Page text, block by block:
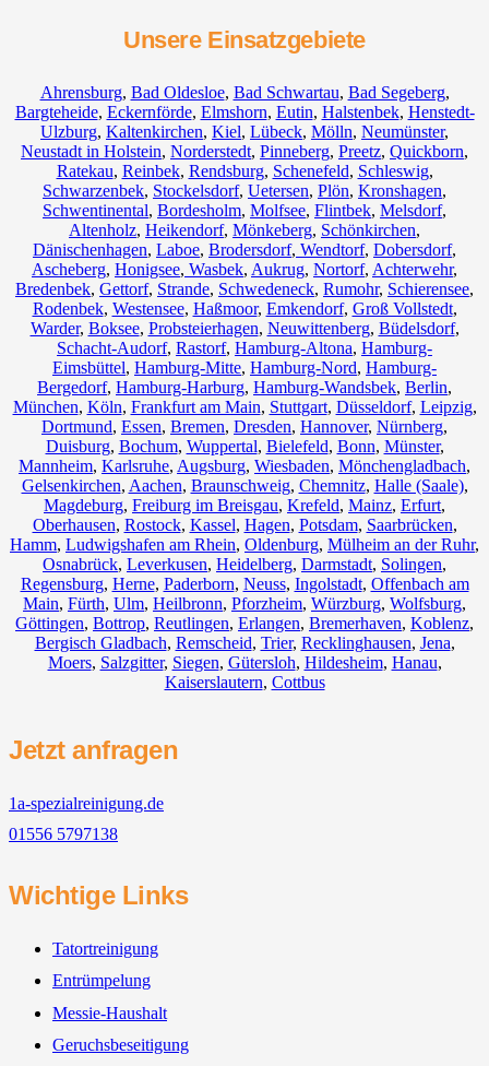
Unsere Einsatzgebiete
Ahrensburg, Bad Oldesloe, Bad Schwartau, Bad Segeberg,
Bargteheide, Eckernförde, Elmshorn, Eutin, Halstenbek, Henstedt-
Ulzburg, Kaltenkirchen, Kiel, Lübeck, Mölln, Neumünster,
Neustadt in Holstein, Norderstedt, Pinneberg, Preetz, Quickborn,
Ratekau, Reinbek, Rendsburg, Schenefeld, Schleswig,
Schwarzenbek, Stockelsdorf, Uetersen, Plön, Kronshagen,
Schwentinental, Bordesholm, Molfsee, Flintbek, Melsdorf,
Altenholz, Heikendorf, Mönkeberg, Schönkirchen,
Dänischenhagen, Laboe, Brodersdorf, Wendtorf, Dobersdorf,
Ascheberg, Honigsee, Wasbek, Aukrug, Nortorf, Achterwehr,
Bredenbek, Gettorf, Strande, Schwedeneck, Rumohr, Schierensee,
Rodenbek, Westensee, Haßmoor, Emkendorf, Groß Vollstedt,
Warder, Boksee, Probsteierhagen, Neuwittenberg, Büdelsdorf,
Schacht-Audorf, Rastorf, Hamburg-Altona, Hamburg-
Eimsbüttel, Hamburg-Mitte, Hamburg-Nord, Hamburg-
Bergedorf, Hamburg-Harburg, Hamburg-Wandsbek, Berlin,
München, Köln, Frankfurt am Main, Stuttgart, Düsseldorf, Leipzig,
Dortmund, Essen, Bremen, Dresden, Hannover, Nürnberg,
Duisburg, Bochum, Wuppertal, Bielefeld, Bonn, Münster,
Mannheim, Karlsruhe, Augsburg, Wiesbaden, Mönchengladbach,
Gelsenkirchen, Aachen, Braunschweig, Chemnitz⁠, Halle (Saale),
Magdeburg, Freiburg im Breisgau, Krefeld, Mainz, Erfurt,
Oberhausen, Rostock, Kassel, Hagen, Potsdam, Saarbrücken,
Hamm, Ludwigshafen am Rhein, Oldenburg, Mülheim an der Ruhr,
Osnabrück, Leverkusen, Heidelberg, Darmstadt, Solingen,
Regensburg, Herne, Paderborn, Neuss, Ingolstadt, Offenbach am
Main, Fürth, Ulm, Heilbronn, Pforzheim, Würzburg, Wolfsburg,
Göttingen, Bottrop, Reutlingen, Erlangen, Bremerhaven, Koblenz,
Bergisch Gladbach, Remscheid, Trier, Recklinghausen, Jena,
Moers, Salzgitter, Siegen, Gütersloh, Hildesheim, Hanau,
Kaiserslautern, Cottbus
Jetzt anfragen
1a-spezialreinigung.de
01556 5797138
Wichtige Links
Tatortreinigung
Entrümpelung
Messie-Haushalt
Geruchsbeseitigung